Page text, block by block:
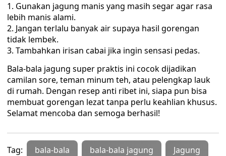
Gunakan jagung manis yang masih segar agar rasa
lebih manis alami.
Jangan terlalu banyak air supaya hasil gorengan
tidak lembek.
Tambahkan irisan cabai jika ingin sensasi pedas.
Bala-bala jagung super praktis ini cocok dijadikan
camilan sore, teman minum teh, atau pelengkap lauk
di rumah. Dengan resep anti ribet ini, siapa pun bisa
membuat gorengan lezat tanpa perlu keahlian khusus.
Selamat mencoba dan semoga berhasil!
Tag: bala-bala bala-bala jagung Jagung